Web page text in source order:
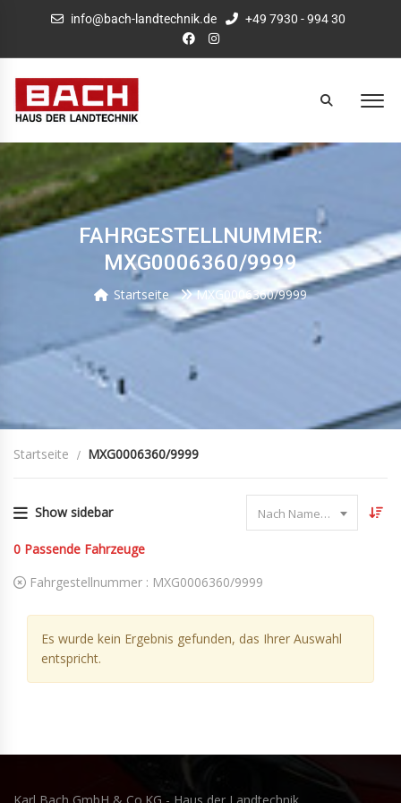
info@bach-landtechnik.de +49 7930 - 994 30
FAHRGESTELLNUMMER:
MXG0006360/9999
Startseite MXG0006360/9999
Startseite MXG0006360/9999
Show sidebar Nach Name sortieren
0 Passende Fahrzeuge
Fahrgestellnummer : MXG0006360/9999
Es wurde kein Ergebnis gefunden, das Ihrer Auswahl
entspricht.